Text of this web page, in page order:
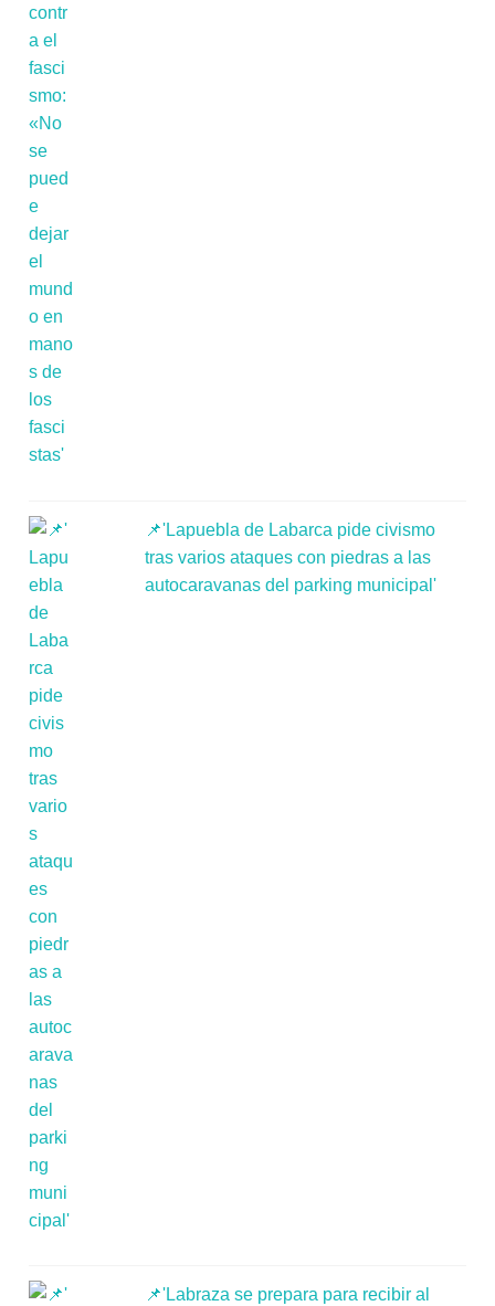
📌'Lapuebla de Labarca pide civismo
tras varios ataques con piedras a las
autocaravanas del parking municipal'
📌'Labraza se prepara para recibir al